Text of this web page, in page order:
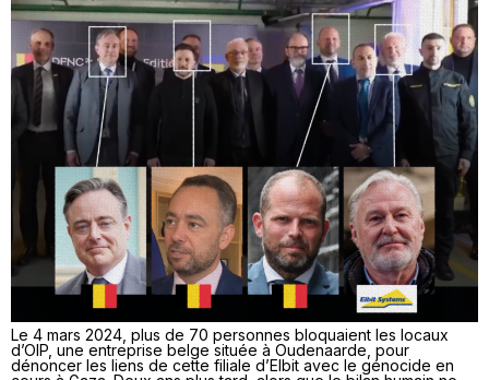
Le 4 mars 2024, plus de 70 personnes bloquaient les locaux
d’OIP, une entreprise belge située à Oudenaarde, pour
dénoncer les liens de cette filiale d’Elbit avec le génocide en